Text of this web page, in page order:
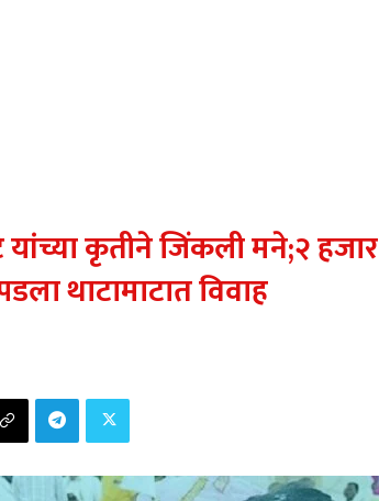
कृतीने जिंकली मने;२ हजार
थाटामाटात विवाह